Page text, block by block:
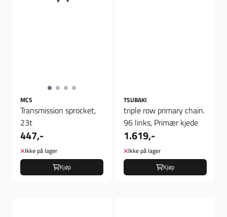
MCS
Transmission sprocket,
23t
447,-
Ikke på lager
Kjøp
TSUBAKI
triple row primary chain.
96 links, Primær kjede
1.619,-
Ikke på lager
Kjøp